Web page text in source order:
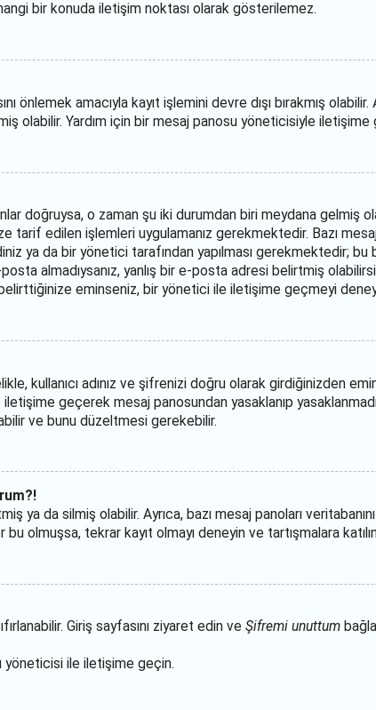
bir konuda iletişim noktası olarak gösterilemez.
önlemek amacıyla kayıt işlemini devre dışı bırakmış
olabilir. Yardım için bir mesaj panosu yöneticisiyle iletişime
doğruysa, o zaman şu iki durumdan biri meydana gelmiş
tarif edilen işlemleri uygulamanız gerekmektedir. Bazı
ya da bir yönetici tarafından yapılması gerekmektedir; bu
almadıysanız, yanlış bir e-posta adresi belirtmiş
eminseniz, bir yönetici ile iletişime geçmeyi
kullanıcı adınız ve şifrenizi doğru olarak girdiğinizden emin
geçerek mesaj panosundan yasaklanıp
ve bunu düzeltmesi gerekebilir.
ya da silmiş olabilir. Ayrıca, bazı mesaj panoları
olmuşsa, tekrar kayıt olmayı deneyin ve tartışmalara
Giriş sayfasını ziyaret edin ve Şifremi unuttum
yöneticisi ile iletişime geçin.